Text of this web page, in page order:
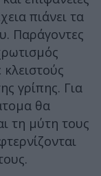
πιάνει τα
Παράγοντες
γρίπης. Για
θα
τη μύτη τους